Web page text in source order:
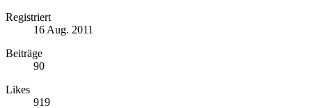
Registriert
16 Aug. 2011
Beiträge
90
Likes
919